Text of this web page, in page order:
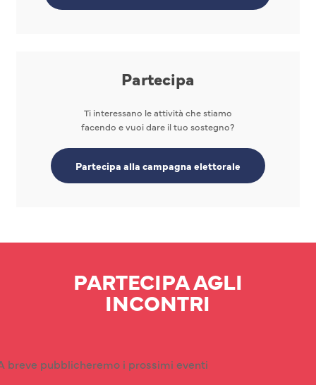
Partecipa
Ti interessano le attività che stiamo
facendo e vuoi dare il tuo sostegno?
Partecipa alla campagna elettorale
PARTECIPA AGLI
INCONTRI
breve pubblicheremo i prossimi eventi